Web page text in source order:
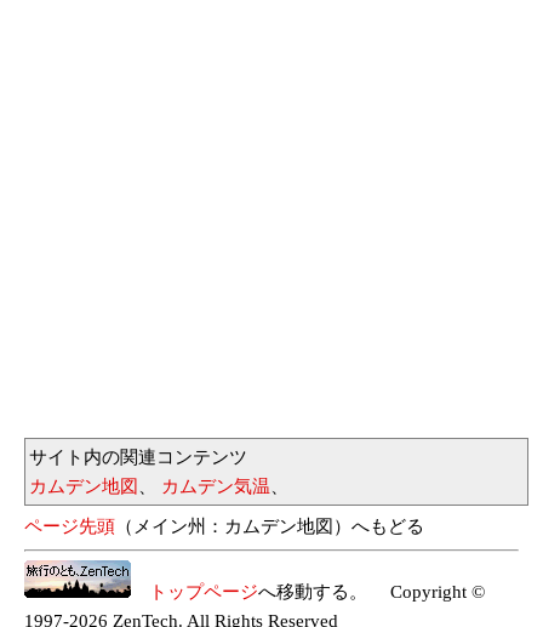
サイト内の関連コンテンツ
カムデン地図
カムデン気温
ページ先頭 （メイン州：カムデン地図）へもどる
トップページへ移動する。 Copyright ©
1997-2026 ZenTech. All Rights Reserved